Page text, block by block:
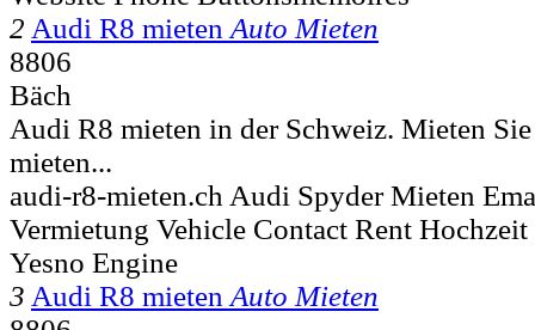
2 Audi R8 mieten Auto Mieten
8806
Bäch
Audi R8 mieten in der Schweiz. Mieten
mieten...
audi-r8-mieten.ch Audi Spyder Mieten
Vermietung Vehicle Contact Rent
Yesno Engine
3 Audi R8 mieten Auto Mieten